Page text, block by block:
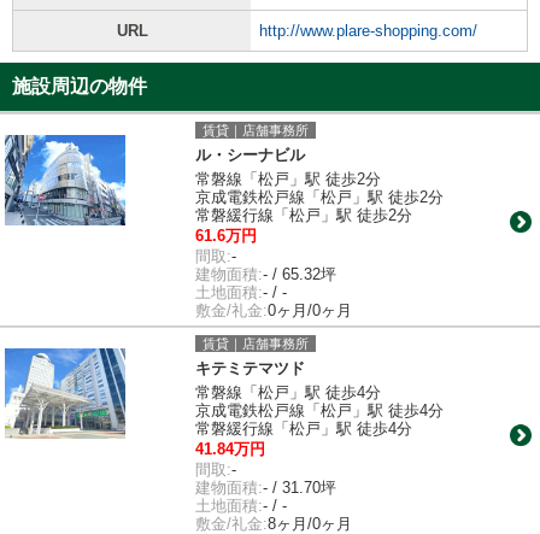
URL http://www.plare-shopping.com/
施設周辺の物件
賃貸｜店舗事務所
ル・シーナビル
常磐線「松戸」駅 徒歩2分
京成電鉄松戸線「松戸」駅 徒歩2分
常磐緩行線「松戸」駅 徒歩2分
61.6万円
間取:-
建物面積:- / 65.32坪
土地面積:- / -
敷金/礼金:0ヶ月/0ヶ月
賃貸｜店舗事務所
キテミテマツド
常磐線「松戸」駅 徒歩4分
京成電鉄松戸線「松戸」駅 徒歩4分
常磐緩行線「松戸」駅 徒歩4分
41.84万円
間取:-
建物面積:- / 31.70坪
土地面積:- / -
敷金/礼金:8ヶ月/0ヶ月